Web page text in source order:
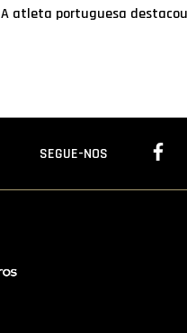
A atleta portuguesa
SEGUE-NOS